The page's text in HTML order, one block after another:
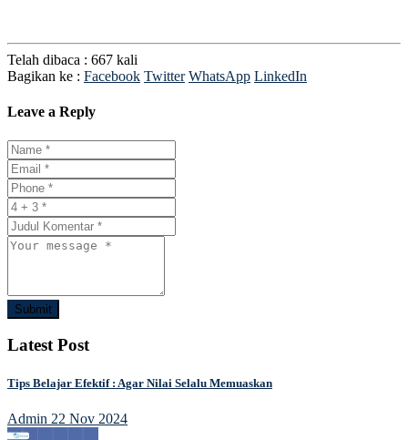
Telah dibaca : 667 kali
Bagikan ke : Facebook Twitter WhatsApp LinkedIn
Leave a Reply
Submit
Latest Post
Tips Belajar Efektif : Agar Nilai Selalu Memuaskan
Admin 22 Nov 2024